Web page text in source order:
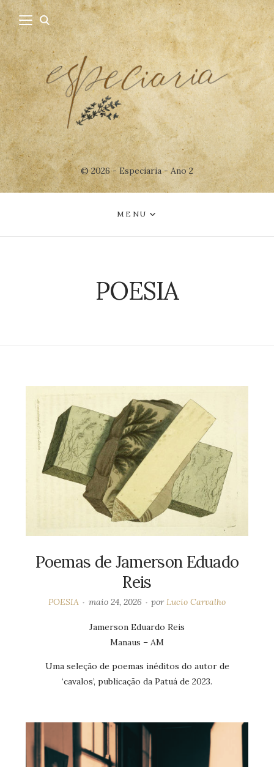
© 2026 - Especiaria - Ano 2
MENU
POESIA
Poemas de Jamerson Eduado
Reis
POESIA maio 24, 2026 por Lucio Carvalho
Jamerson Eduardo Reis
Manaus – AM
Uma seleção de poemas inéditos do autor de
‘cavalos’, publicação da Patuá de 2023.